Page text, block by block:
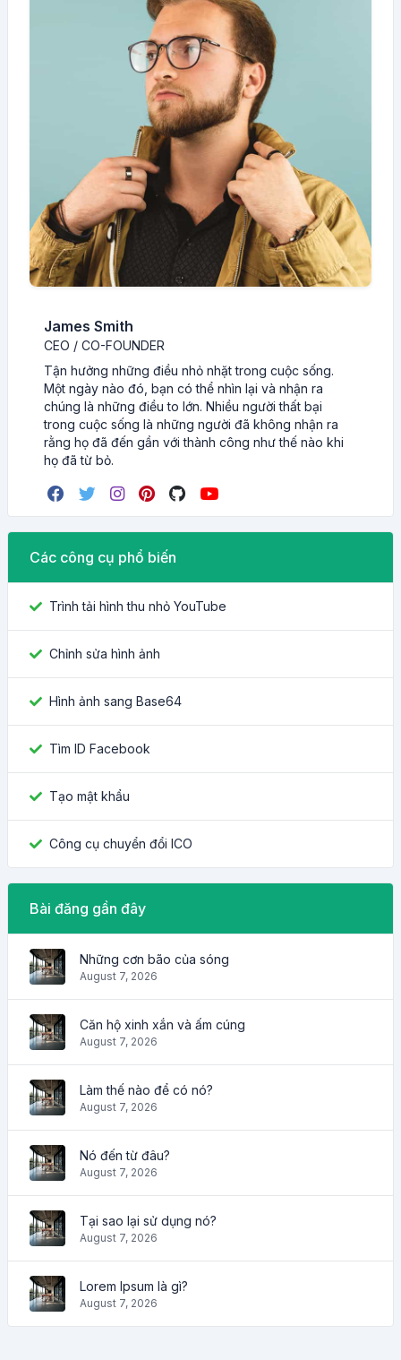
James Smith
CEO / CO-FOUNDER
Tận hưởng những điều nhỏ nhặt trong cuộc sống.
Một ngày nào đó, bạn có thể nhìn lại và nhận ra
chúng là những điều to lớn. Nhiều người thất bại
trong cuộc sống là những người đã không nhận ra
rằng họ đã đến gần với thành công như thế nào khi
họ đã từ bỏ.
Các công cụ phổ biến
Trình tải hình thu nhỏ YouTube
Chỉnh sửa hình ảnh
Hình ảnh sang Base64
Tìm ID Facebook
Tạo mật khẩu
Công cụ chuyển đổi ICO
Bài đăng gần đây
Những cơn bão của sóng
August 7, 2026
Căn hộ xinh xắn và ấm cúng
August 7, 2026
Làm thế nào để có nó?
August 7, 2026
Nó đến từ đâu?
August 7, 2026
Tại sao lại sử dụng nó?
August 7, 2026
Lorem Ipsum là gì?
August 7, 2026